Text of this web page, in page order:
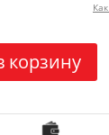
корзину